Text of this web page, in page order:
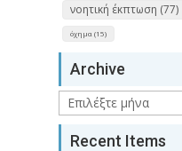
νοητική έκπτωση (77)
όχημα (15)
Archive
Archive
Recent Items